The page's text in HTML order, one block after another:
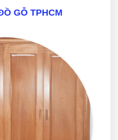
GỖ TPHCM